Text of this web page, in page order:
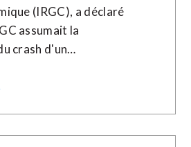
(IRGC), a déclaré
assumait la
crash d'un…